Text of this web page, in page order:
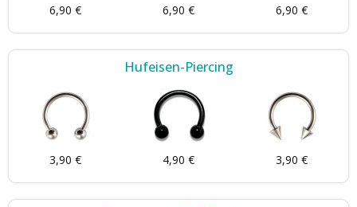
6,90 € 6,90 € 6,90 €
Hufeisen-Piercing
3,90 € 4,90 € 3,90 €